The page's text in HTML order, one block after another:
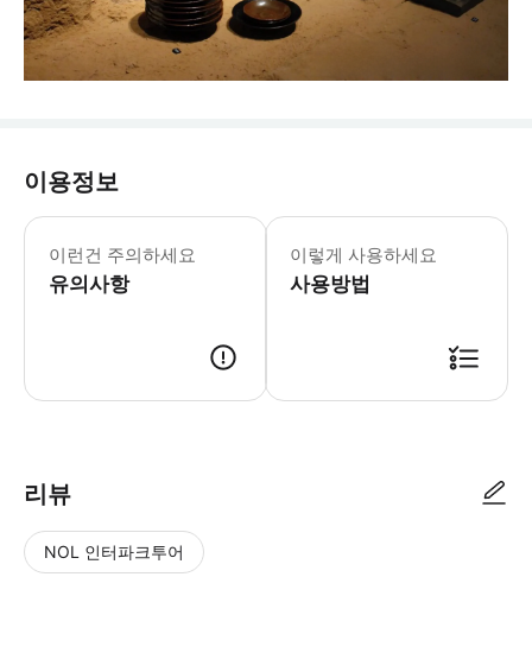
이용정보
이런건 주의하세요
유의사항
월요일/화요일/목요일/금요일/토요일
* [심층 문화 체험]: 전문 해설사가
- Tip * 개방 시간: 박물관 개방 시간
이렇게 사용하세요
사용방법
리뷰
NOL 인터파크투어